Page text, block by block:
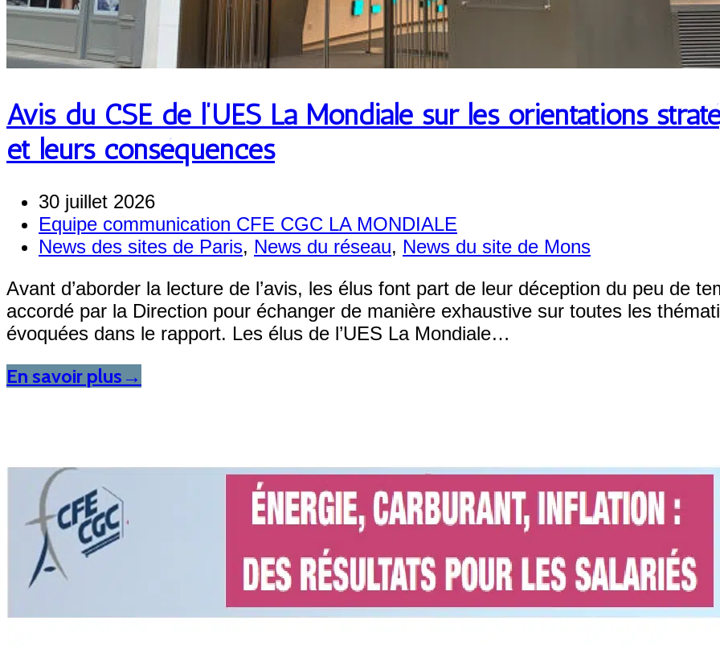
Avis du CSE de l’UES La Mondiale sur les orientations
et leurs conséquences
30 juillet 2026
Equipe communication CFE CGC LA MONDIALE
News des sites de Paris, News du réseau, News du site de Mons
Avant d’aborder la lecture de l’avis, les élus font part de leur déception du peu de
accordé par la Direction pour échanger de manière exhaustive sur toutes les
évoquées dans le rapport. Les élus de l’UES La Mondiale…
En savoir plus →